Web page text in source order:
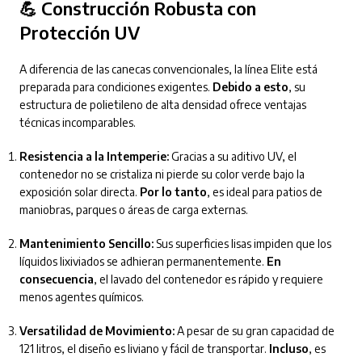
💪 Construcción Robusta con
Protección UV
A diferencia de las canecas convencionales, la línea Elite está
preparada para condiciones exigentes. Debido a esto, su
estructura de polietileno de alta densidad ofrece ventajas
técnicas incomparables.
Resistencia a la Intemperie:Gracias a su aditivo UV, el
contenedor no se cristaliza ni pierde su color verde bajo la
exposición solar directa. Por lo tanto, es ideal para patios de
maniobras, parques o áreas de carga externas.
Mantenimiento Sencillo:Sus superficies lisas impiden que los
líquidos lixiviados se adhieran permanentemente. En
consecuencia, el lavado del contenedor es rápido y requiere
menos agentes químicos.
Versatilidad de Movimiento:A pesar de su gran capacidad de
121 litros, el diseño es liviano y fácil de transportar. Incluso, es